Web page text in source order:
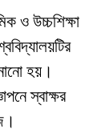
ও উচ্চশিক্ষা
হয়।
স্বাক্ষর